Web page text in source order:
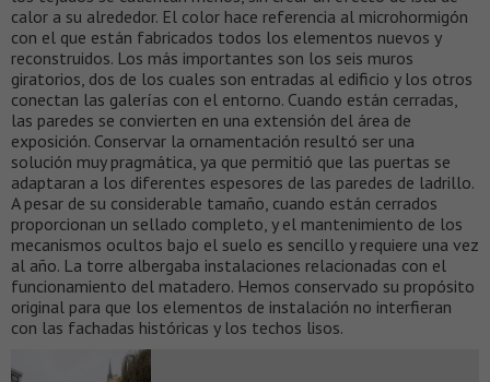
calor a su alrededor. El color hace referencia al microhormigón
con el que están fabricados todos los elementos nuevos y
reconstruidos. Los más importantes son los seis muros
giratorios, dos de los cuales son entradas al edificio y los otros
conectan las galerías con el entorno. Cuando están cerradas,
las paredes se convierten en una extensión del área de
exposición. Conservar la ornamentación resultó ser una
solución muy pragmática, ya que permitió que las puertas se
adaptaran a los diferentes espesores de las paredes de ladrillo.
A pesar de su considerable tamaño, cuando están cerrados
proporcionan un sellado completo, y el mantenimiento de los
mecanismos ocultos bajo el suelo es sencillo y requiere una vez
al año. La torre albergaba instalaciones relacionadas con el
funcionamiento del matadero. Hemos conservado su propósito
original para que los elementos de instalación no interfieran
con las fachadas históricas y los techos lisos.